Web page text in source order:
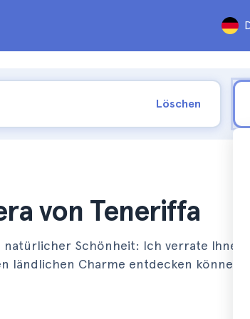
Löschen
von Teneriffa
Schönheit: Ich verrate Ihnen,
ländlichen Charme entdecken können.